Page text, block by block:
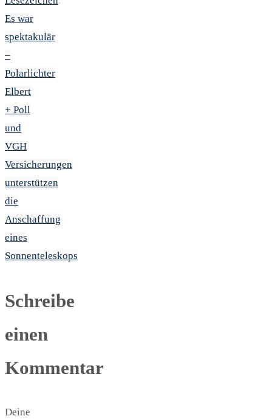
Es war
spektakulär
–
Polarlichter
Elbert
+ Poll
und
VGH
Versicherungen
unterstützen
die
Anschaffung
eines
Sonnenteleskops
Schreibe
einen
Kommentar
Deine